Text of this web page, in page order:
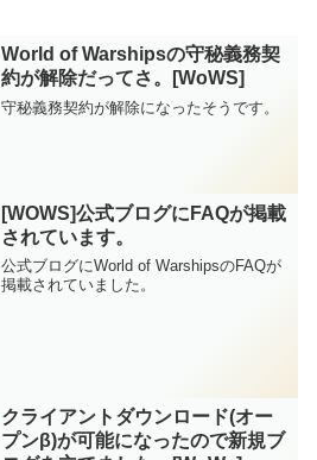
World of Warshipsの守秘義務契
約が解除だってさ。[WoWS]
守秘義務契約が解除になったそうです。
[WOWS]公式ブログにFAQが掲載
されています。
公式ブログにWorld of WarshipsのFAQが
掲載されていました。
クライアントダウンロード(オー
プンβ)が可能になったので新規ブ